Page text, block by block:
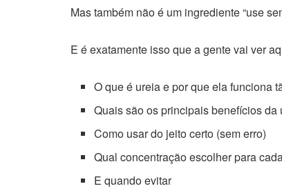
Mas também não é um ingrediente “use
E é exatamente isso que a gente vai ver
O que é ureia e por que ela funciona
Quais são os principais benefícios da
Como usar do jeito certo (sem erro)
Qual concentração escolher para
E quando evitar